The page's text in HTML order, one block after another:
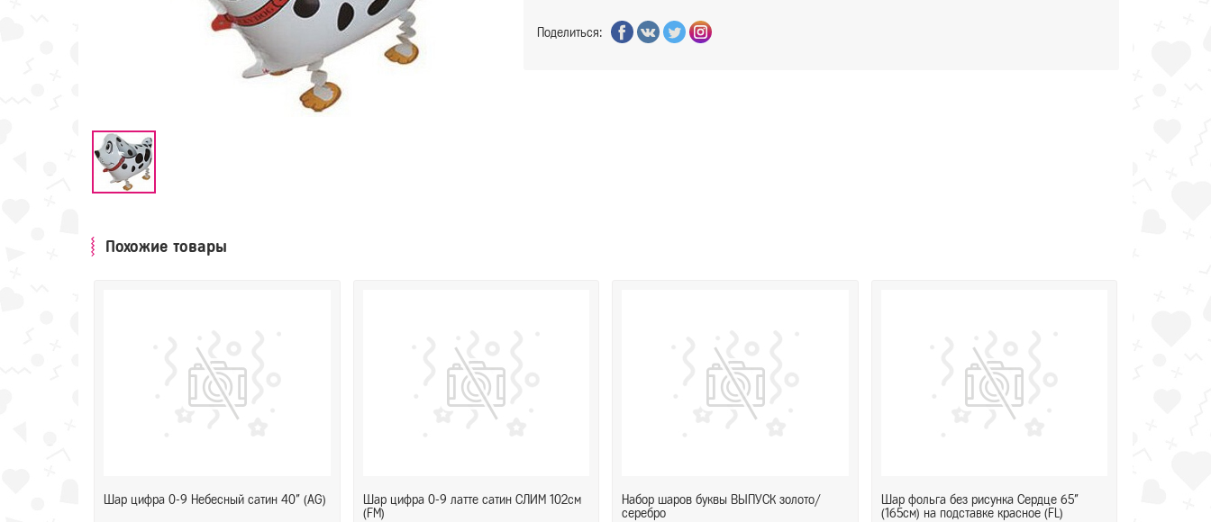
Поделиться:
Похожие товары
Шар цифра 0-9 Небесный сатин 40" (AG)
Шар цифра 0-9 латте сатин СЛИМ 102см
(FM)
Набор шаров буквы ВЫПУСК золото/
серебро
Шар фольга без рисунка Сердце 65"
(165см) на подставке красное (FL)